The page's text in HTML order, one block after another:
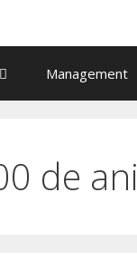
Management
de ani